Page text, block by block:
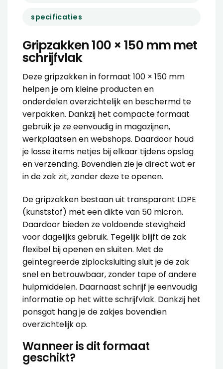
specificaties
Gripzakken 100 × 150 mm met
schrijfvlak
Deze gripzakken in formaat 100 × 150 mm
helpen je om kleine producten en
onderdelen overzichtelijk en beschermd te
verpakken. Dankzij het compacte formaat
gebruik je ze eenvoudig in magazijnen,
werkplaatsen en webshops. Daardoor houd
je losse items netjes bij elkaar tijdens opslag
en verzending. Bovendien zie je direct wat er
in de zak zit, zonder deze te openen.
De gripzakken bestaan uit transparant LDPE
(kunststof) met een dikte van 50 micron.
Daardoor bieden ze voldoende stevigheid
voor dagelijks gebruik. Tegelijk blijft de zak
flexibel bij openen en sluiten. Met de
geïntegreerde ziplocksluiting sluit je de zak
snel en betrouwbaar, zonder tape of andere
hulpmiddelen. Daarnaast schrijf je eenvoudig
informatie op het witte schrijfvlak. Dankzij het
ponsgat hang je de zakjes bovendien
overzichtelijk op.
Wanneer is dit formaat
geschikt?